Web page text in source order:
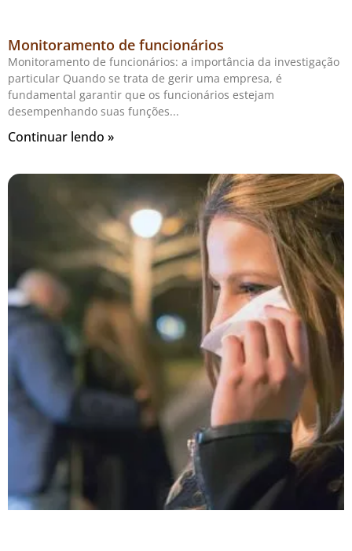
Monitoramento de funcionários
Monitoramento de funcionários: a importância da investigação
particular Quando se trata de gerir uma empresa, é
fundamental garantir que os funcionários estejam
desempenhando suas funções
Continuar lendo »